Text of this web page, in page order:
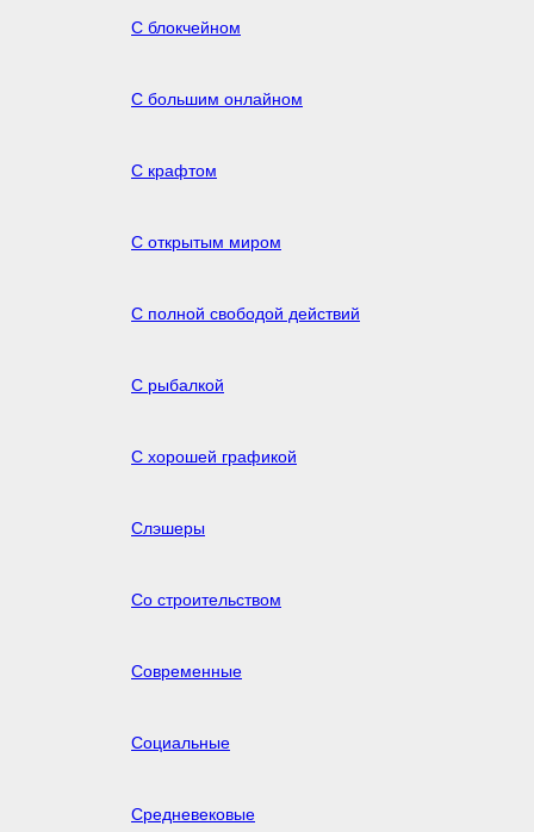
С блокчейном
С большим онлайном
С крафтом
С открытым миром
С полной свободой действий
С рыбалкой
С хорошей графикой
Слэшеры
Со строительством
Современные
Социальные
Средневековые